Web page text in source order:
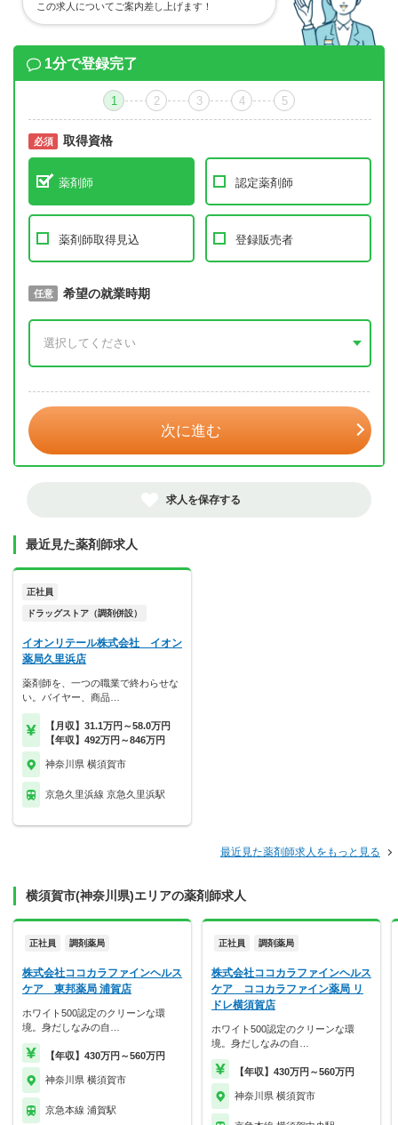
この求人についてご案内差し上げます！
1分で登録完了
1 2 3 4 5
必須 取得資格
薬剤師 認定薬剤師
薬剤師取得見込 登録販売者
必須 取得予定年
任意 希望の就業時期
次に進む
求人を保存する
最近見た薬剤師求人
正社員
ドラッグストア（調剤併設）
イオンリテール株式会社 イオン
薬局久里浜店
薬剤師を、一つの職業で終わらせな
い。バイヤー、商品…
【月収】31.1万円～58.0万円
【年収】492万円～846万円
神奈川県 横須賀市
京急久里浜線 京急久里浜駅
最近見た薬剤師求人をもっと見る
横須賀市(神奈川県)エリアの薬剤師求人
正社員 調剤薬局
株式会社ココカラファインヘルス
ケア 東邦薬局 浦賀店
ホワイト500認定のクリーンな環
境。身だしなみの自…
【年収】430万円～560万円
神奈川県 横須賀市
京急本線 浦賀駅
正社員 調剤薬局
株式会社ココカラファインヘルス
ケア ココカラファイン薬局 リ
ドレ横須賀店
ホワイト500認定のクリーンな環
境。身だしなみの自…
【年収】430万円～560万円
神奈川県 横須賀市